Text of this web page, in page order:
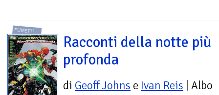
FUMETTI
Racconti della notte più
profonda
di Geoff Johns e Ivan Reis | Albo